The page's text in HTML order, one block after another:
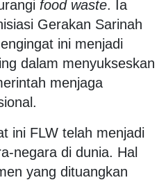
food waste. Ia
Gerakan Sarinah
ini menjadi
dalam menyukseskan
menjaga
ini FLW telah menjadi
negara di dunia. Hal
yang dituangkan